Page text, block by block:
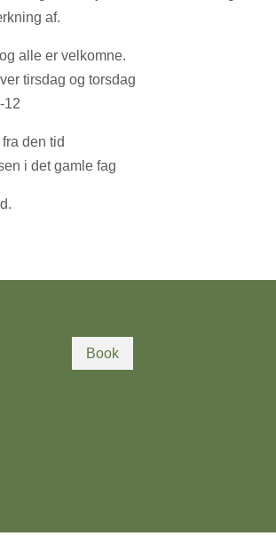
af.
alle er velkomne.
tirsdag og torsdag
12
den tid
i det gamle fag
Book